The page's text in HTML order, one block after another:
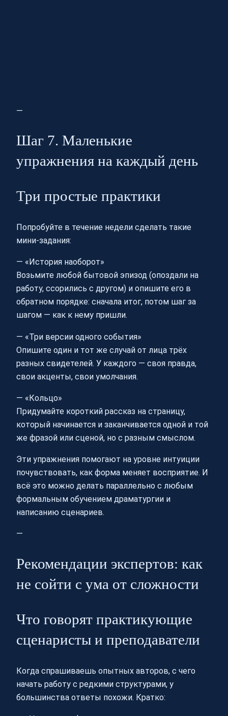
—
Шаг 7. Маленькие
упражнения на каждый день
Три простые практики
Попробуйте в течение недели сделать такие
мини‑задания:
— «История наоборот»
Возьмите любой бытовой эпизод (опоздали на
работу, ссорились с другом) и опишите его в
обратном порядке: сначала итог, потом шаг за
шагом — как к нему пришли.
— «Три версии одного события»
Опишите один и тот же случай от лица трёх
разных свидетелей. У каждого — своя правда,
свои акценты, свои умолчания.
— «Кольцо»
Придумайте короткий рассказ на страницу,
который начинается и заканчивается одной и той
же фразой или сценой, но с разным смыслом.
Эти упражнения помогают на уровне интуиции
почувствовать, как форма меняет восприятие. И
всё это можно делать параллельно с любым
формальным обучением драматургии и
написанию сценариев.
—
Рекомендации экспертов: как
не сойти с ума от сложности
Что говорят практикующие
сценаристы и преподаватели
Когда спрашиваешь опытных авторов, с чего
начать работу с редкими структурами, у
большинства ответы похожи. Кратко: